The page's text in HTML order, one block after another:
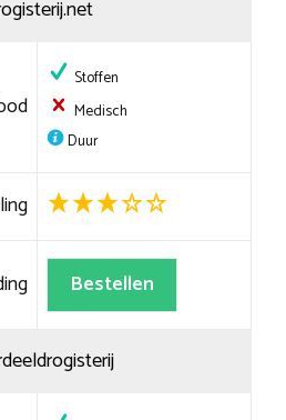
Stoffen
Medisch
Duur
Bestellen